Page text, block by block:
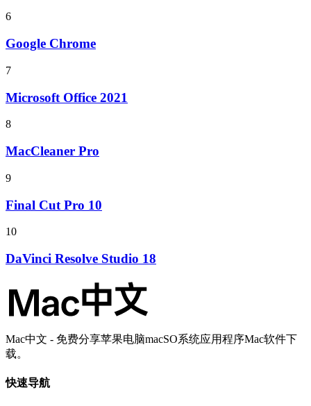
6
Google Chrome
7
Microsoft Office 2021
8
MacCleaner Pro
9
Final Cut Pro 10
10
DaVinci Resolve Studio 18
Mac中文 - 免费分享苹果电脑macSO系统应用程序Mac软件下
载。
快速导航